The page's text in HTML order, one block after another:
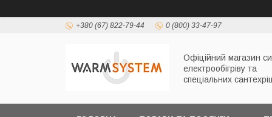
+380 (67) 822-79-44 0 (800) 33-47-97
Офіційний магазин
електрообігріву та
спеціальних